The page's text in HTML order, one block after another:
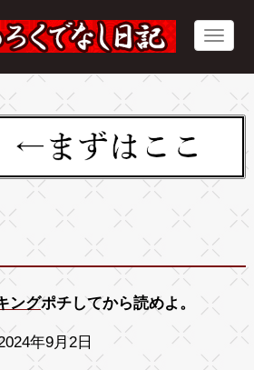
ングポチしてから読めよ。
年9月2日